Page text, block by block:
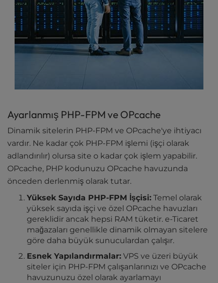
Ayarlanmış PHP-FPM ve OPcache
Dinamik sitelerin PHP-FPM ve OPcache'ye ihtiyacı
vardır. Ne kadar çok PHP-FPM işlemi (işçi olarak
adlandırılır) olursa site o kadar çok işlem yapabilir.
OPcache, PHP kodunuzu OPcache havuzunda
önceden derlenmiş olarak tutar.
Yüksek Sayıda PHP-FPM İşçisi: Temel olarak
yüksek sayıda işçi ve özel OPcache havuzları
gereklidir ancak hepsi RAM tüketir. e-Ticaret
mağazaları genellikle dinamik olmayan sitelere
göre daha büyük sunuculardan çalışır.
Esnek Yapılandırmalar: VPS ve üzeri büyük
siteler için PHP-FPM çalışanlarınızı ve OPcache
havuzunuzu özel olarak ayarlamayı